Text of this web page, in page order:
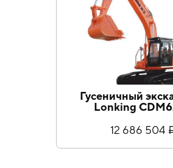
Гусеничный экскаватор
Lonking CDM6266
12 686 504 ₽